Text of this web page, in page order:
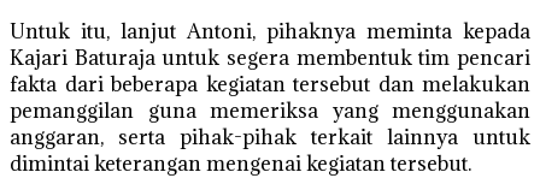
Untuk itu, lanjut Antoni, pihaknya meminta kepada
Kajari Baturaja untuk segera membentuk tim pencari
fakta dari beberapa kegiatan tersebut dan melakukan
pemanggilan guna memeriksa yang menggunakan
anggaran, serta pihak-pihak terkait lainnya untuk
dimintai keterangan mengenai kegiatan tersebut.